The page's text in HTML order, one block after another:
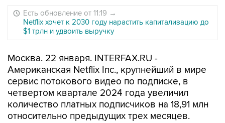
Есть обновление от 11:19 →
Netflix хочет к 2030 году нарастить капитализацию до
$1 трлн и удвоить выручку
Москва. 22 января. INTERFAX.RU -
Американская Netflix Inc., крупнейший в мире
сервис потокового видео по подписке, в
четвертом квартале 2024 года увеличил
количество платных подписчиков на 18,91 млн
относительно предыдущих трех месяцев.